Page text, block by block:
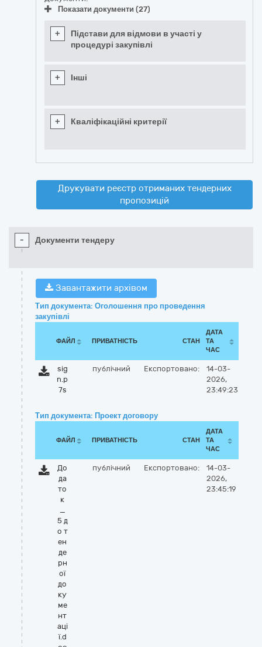
Показати документи (27)
+
Підстави для відмови в участі у
процедурі закупівлі
+ Інші
+ Кваліфікаційні критерії
Друкувати реєстр отриманих тендерних
пропозицій
- Документи тендеру
Завантажити архівом
Тип документа: Оголошення про проведення
закупівлі
ФАЙЛ ПРИВАТНІСТЬ СТАН
ДАТА
ТА
ЧАС
sig
n.p
7s
публічний Експортовано:
14-03-
2026,
23:49:23
Тип документа: Проект договору
ФАЙЛ ПРИВАТНІСТЬ СТАН
ДАТА
ТА
ЧАС
До
да
то
к
_
5 д
о т
ен
де
рн
ої
до
ку
ме
нт
аці
ї.d
публічний Експортовано:
14-03-
2026,
23:45:19